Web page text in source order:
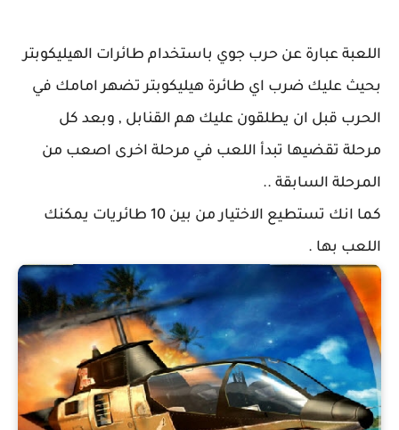
اللعبة عبارة عن حرب جوي باستخدام طائرات الهيليكوبتر
بحيث عليك ضرب اي طائرة هيليكوبتر تضهر امامك في
الحرب قبل ان يطلقون عليك هم القنابل , وبعد كل
مرحلة تقضيها تبدأ اللعب في مرحلة اخرى اصعب من
المرحلة السابقة ..
كما انك تستطيع الاختيار من بين 10 طائريات يمكنك
اللعب بها .